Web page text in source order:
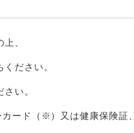
、
ださい。
い。
ード（※）又は健康保険証、